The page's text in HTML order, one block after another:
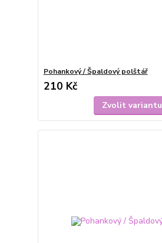
Pohankový / Špaldový polštář
210 Kč
Zvolit variantu